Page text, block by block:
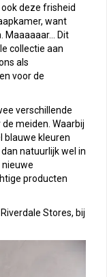
deze frisheid
want
Maaaaaar… Dit
collectie aan
als
voor de
verschillende
meiden. Waarbij
blauwe kleuren
natuurlijk wel in
nieuwe
producten
Stores, bij